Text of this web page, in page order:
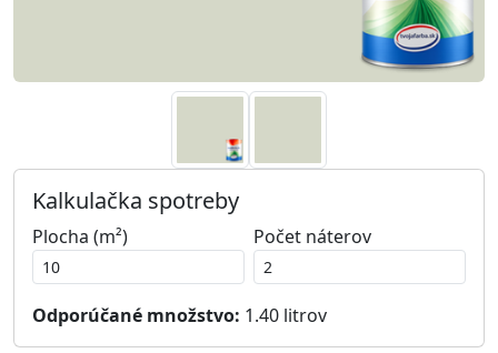
Kalkulačka spotreby
Plocha (m²) Počet náterov
Odporúčané množstvo: 1.40 litrov